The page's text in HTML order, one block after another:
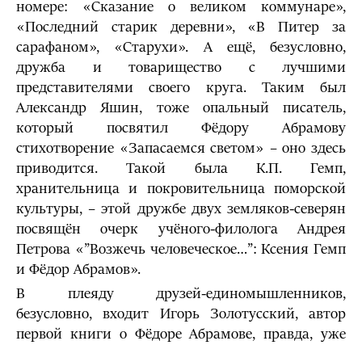
номере: «Сказание о великом коммунаре»,
«Последний старик деревни», «В Питер за
сарафаном», «Старухи». А ещё, безусловно,
дружба и товарищество с лучшими
представителями своего круга. Таким был
Александр Яшин, тоже опальный писатель,
который посвятил Фёдору Абрамову
стихотворение «Запасаемся светом» – оно здесь
приводится. Такой была К.П. Гемп,
хранительница и покровительница поморской
культуры, – этой дружбе двух земляков-северян
посвящён очерк учёного-филолога Андрея
Петрова «”Возжечь человеческое…”: Ксения Гемп
и Фёдор Абрамов».
В плеяду друзей-единомышленников,
безусловно, входит Игорь Золотусский, автор
первой книги о Фёдоре Абрамове, правда, уже